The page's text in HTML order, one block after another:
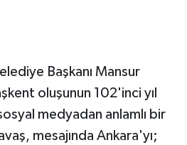
Başkanı Mansur
oluşunun 102'inci yıl
medyadan anlamlı bir
mesajında Ankara'yı;